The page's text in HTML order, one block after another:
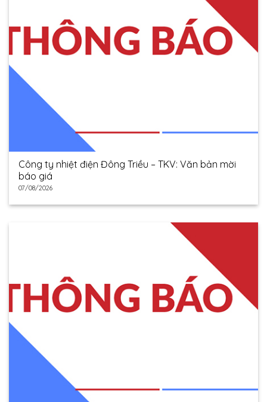
Công ty nhiệt điện Đông Triều – TKV: Văn bản mời
báo giá
07/08/2026